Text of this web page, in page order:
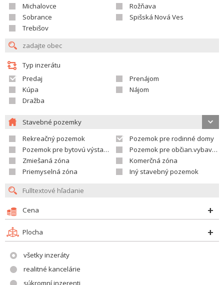
Michalovce
Rožňava
Sobrance
Spišská Nová Ves
Trebišov
Typ inzerátu
Predaj
Prenájom
Kúpa
Nájom
Dražba
Stavebné pozemky
Rekreačný pozemok
Pozemok pre rodinné domy
Pozemok pre bytovú výstavbu
Pozemok pre občian.vybavenosť
Zmiešaná zóna
Komerčná zóna
Priemyselná zóna
Iný stavebný pozemok
Cena
Plocha
všetky inzeráty
realitné kancelárie
súkromní inzerenti